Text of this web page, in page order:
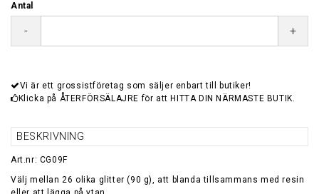
Antal
- +
Vi är ett grossistföretag som säljer enbart till butiker!
Klicka på ÅTERFÖRSÄLAJRE för att HITTA DIN NÄRMASTE BUTIK.
BESKRIVNING
Art.nr: CG09F
Välj mellan 26 olika glitter (90 g), att blanda tillsammans med resin